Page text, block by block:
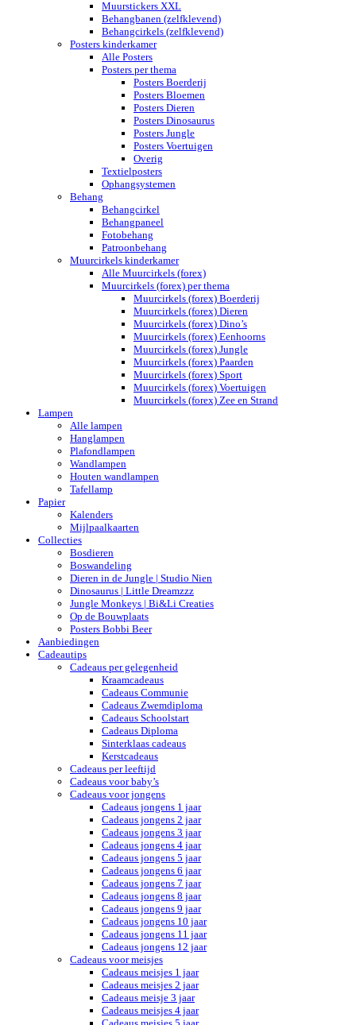
Muurstickers XXL
Behangbanen (zelfklevend)
Behangcirkels (zelfklevend)
Posters kinderkamer
Alle Posters
Posters per thema
Posters Boerderij
Posters Bloemen
Posters Dieren
Posters Dinosaurus
Posters Jungle
Posters Voertuigen
Overig
Textielposters
Ophangsystemen
Behang
Behangcirkel
Behangpaneel
Fotobehang
Patroonbehang
Muurcirkels kinderkamer
Alle Muurcirkels (forex)
Muurcirkels (forex) per thema
Muurcirkels (forex) Boerderij
Muurcirkels (forex) Dieren
Muurcirkels (forex) Dino’s
Muurcirkels (forex) Eenhoorns
Muurcirkels (forex) Jungle
Muurcirkels (forex) Paarden
Muurcirkels (forex) Sport
Muurcirkels (forex) Voertuigen
Muurcirkels (forex) Zee en Strand
Lampen
Alle lampen
Hanglampen
Plafondlampen
Wandlampen
Houten wandlampen
Tafellamp
Papier
Kalenders
Mijlpaalkaarten
Collecties
Bosdieren
Boswandeling
Dieren in de Jungle | Studio Nien
Dinosaurus | Little Dreamzzz
Jungle Monkeys | Bi&Li Creaties
Op de Bouwplaats
Posters Bobbi Beer
Aanbiedingen
Cadeautips
Cadeaus per gelegenheid
Kraamcadeaus
Cadeaus Communie
Cadeaus Zwemdiploma
Cadeaus Schoolstart
Cadeaus Diploma
Sinterklaas cadeaus
Kerstcadeaus
Cadeaus per leeftijd
Cadeaus voor baby’s
Cadeaus voor jongens
Cadeaus jongens 1 jaar
Cadeaus jongens 2 jaar
Cadeaus jongens 3 jaar
Cadeaus jongens 4 jaar
Cadeaus jongens 5 jaar
Cadeaus jongens 6 jaar
Cadeaus jongens 7 jaar
Cadeaus jongens 8 jaar
Cadeaus jongens 9 jaar
Cadeaus jongens 10 jaar
Cadeaus jongens 11 jaar
Cadeaus jongens 12 jaar
Cadeaus voor meisjes
Cadeaus meisjes 1 jaar
Cadeaus meisjes 2 jaar
Cadeaus meisje 3 jaar
Cadeaus meisjes 4 jaar